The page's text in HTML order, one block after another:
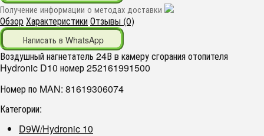
Получение информации о методах доставки
ОбзорХарактеристикиОтзывы (0)
Написать в WhatsApp
Воздушный нагнетатель 24В в камеру сгорания отопителя
Hydronic D10 номер 252161991500
Номер по MAN: 81619306074
Категории:
D9W/Hydronic 10